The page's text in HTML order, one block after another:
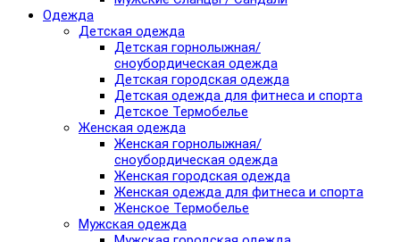
Одежда
Детская одежда
Детская горнолыжная/
сноубордическая одежда
Детская городская одежда
Детская одежда для фитнеса и спорта
Детское Термобелье
Женская одежда
Женская горнолыжная/
сноубордическая одежда
Женская городская одежда
Женская одежда для фитнеса и спорта
Женское Термобелье
Мужская одежда